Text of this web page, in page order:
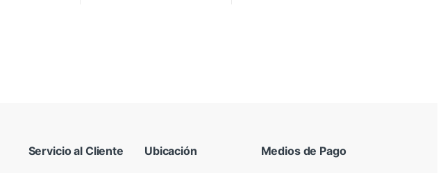
Servicio al Cliente Ubicación Medios de Pago